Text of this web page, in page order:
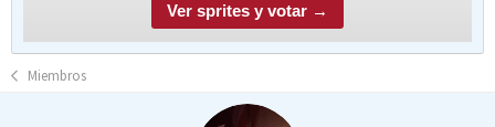
Ver sprites y votar →
Miembros